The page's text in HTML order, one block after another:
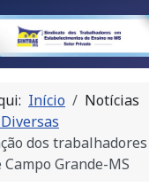
Início
Notícias
dos
Grande-MS